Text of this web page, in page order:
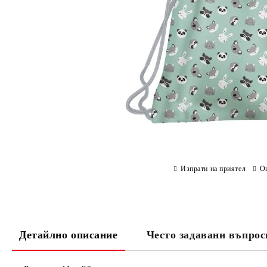
Изпрати на приятел
Детайлно описание Често задавани